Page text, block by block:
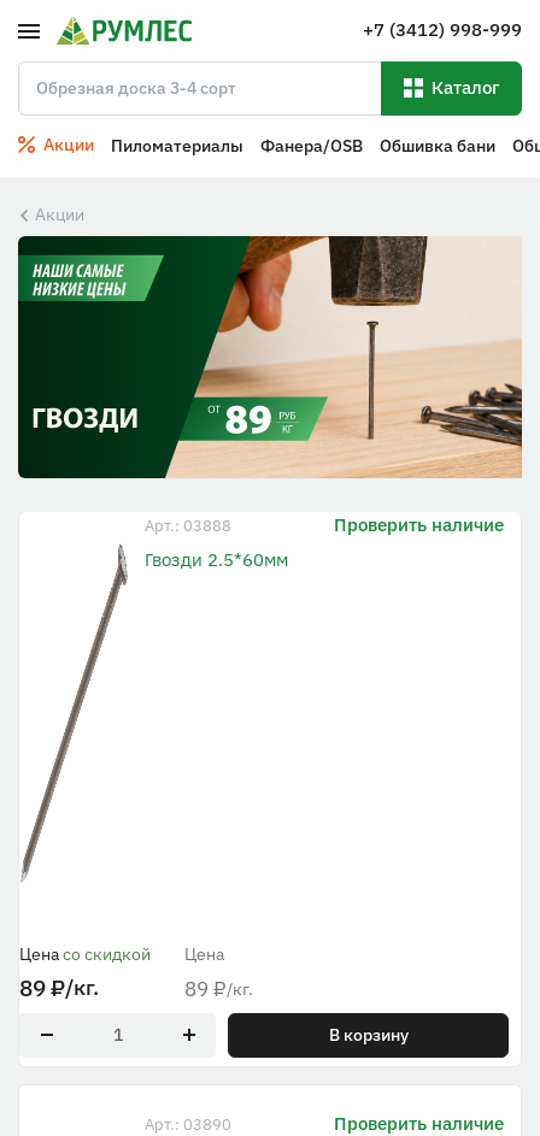
+7 (3412) 998-999
Каталог
Акции Пиломатериалы Фанера/OSB Обшивка бани
Акции
Арт.: 03888
Проверить наличие
Гвозди 2.5*60мм
Цена
89 ₽/кг.
Ценасо скидкой
89₽/кг.
В корзину
Арт.: 03890
Проверить наличие